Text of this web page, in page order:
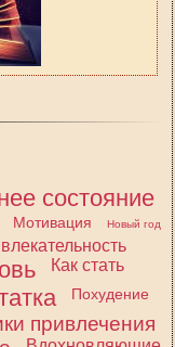
состояние
Мотивация Новый год
Как стать
Похудение
привлечения